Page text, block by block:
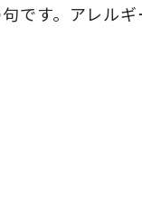
です。アレル